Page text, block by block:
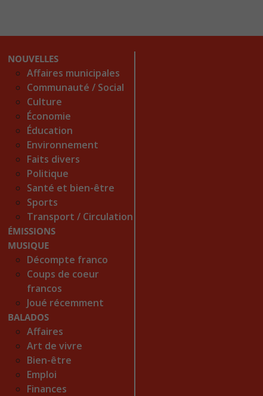
NOUVELLES
Affaires municipales
Communauté / Social
Culture
Économie
Éducation
Environnement
Faits divers
Politique
Santé et bien-être
Sports
Transport / Circulation
ÉMISSIONS
MUSIQUE
Décompte franco
Coups de coeur
francos
Joué récemment
BALADOS
Affaires
Art de vivre
Bien-être
Emploi
Finances